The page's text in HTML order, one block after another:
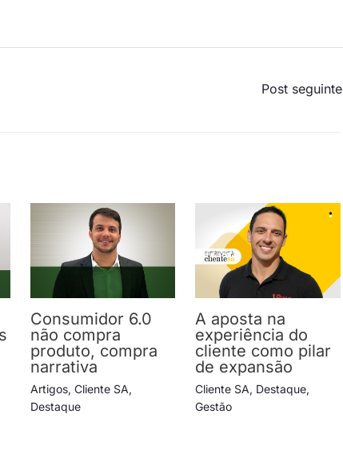
Post seguinte
Consumidor 6.0
não compra
produto, compra
narrativa
Artigos, Cliente SA,
Destaque
A aposta na
experiência do
cliente como pilar
de expansão
Cliente SA, Destaque,
Gestão